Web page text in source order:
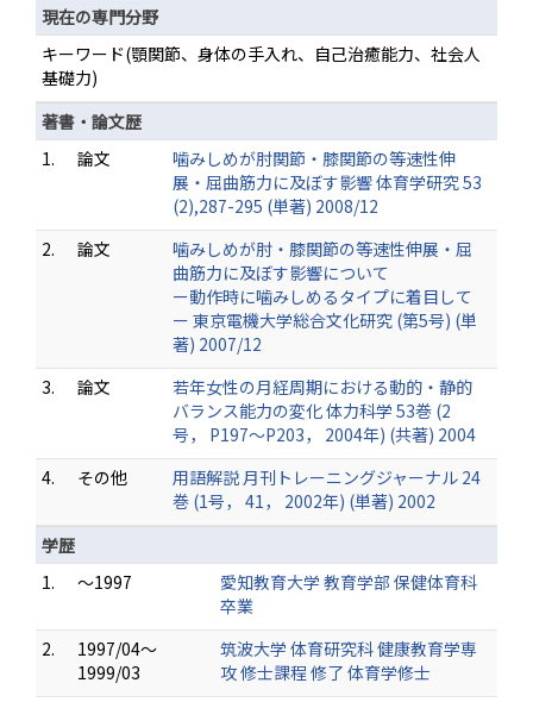
現在の専門分野
キーワード(顎関節、身体の手入れ、自己治癒能力、社会人
基礎力)
著書・論文歴
1.
論文
噛みしめが肘関節・膝関節の等速性伸
展・屈曲筋力に及ぼす影響 体育学研究 53
(2),287-295 (単著) 2008/12
2.
論文
噛みしめが肘・膝関節の等速性伸展・屈
曲筋力に及ぼす影響について
ー動作時に噛みしめるタイプに着目して
ー 東京電機大学総合文化研究 (第5号) (単
著) 2007/12
3.
論文
若年女性の月経周期における動的・静的
バランス能力の変化 体力科学 53巻 (2
号， P197～P203， 2004年) (共著) 2004
4.
その他
用語解説 月刊トレーニングジャーナル 24
巻 (1号， 41， 2002年) (単著) 2002
学歴
1.
～1997
愛知教育大学 教育学部 保健体育科
卒業
2.
1997/04～
1999/03
筑波大学 体育研究科 健康教育学専
攻 修士課程 修了 体育学修士